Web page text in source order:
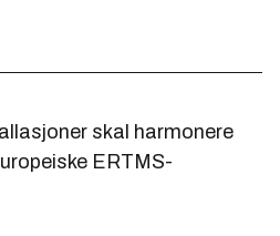
skal harmonere
ERTMS-